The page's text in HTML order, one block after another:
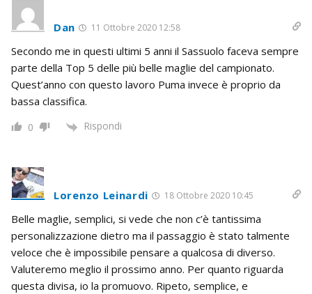
Dan 11 Ottobre 2020 12:58
Secondo me in questi ultimi 5 anni il Sassuolo faceva sempre
parte della Top 5 delle più belle maglie del campionato.
Quest’anno con questo lavoro Puma invece è proprio da
bassa classifica.
0 Rispondi
Lorenzo Leinardi 18 Ottobre 2020 10:45
Belle maglie, semplici, si vede che non c’è tantissima
personalizzazione dietro ma il passaggio è stato talmente
veloce che è impossibile pensare a qualcosa di diverso.
Valuteremo meglio il prossimo anno. Per quanto riguarda
questa divisa, io la promuovo. Ripeto, semplice, e